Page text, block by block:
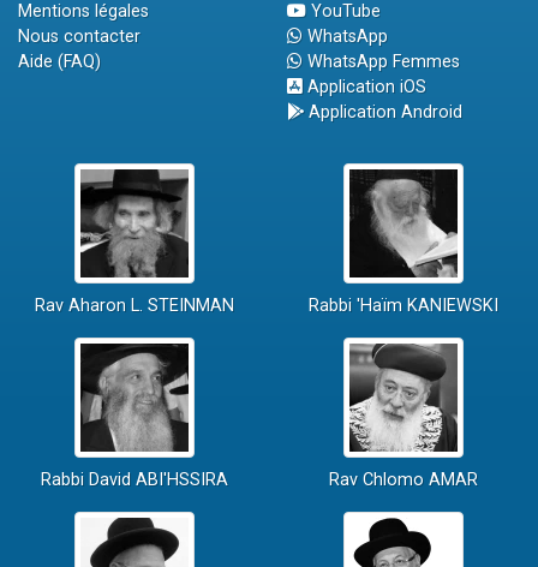
Mentions légales
Nous contacter
Aide (FAQ)
YouTube
WhatsApp
WhatsApp Femmes
Application iOS
Application Android
Rav Aharon L. STEINMAN Rabbi 'Haïm KANIEWSKI
Rabbi David ABI'HSSIRA Rav Chlomo AMAR